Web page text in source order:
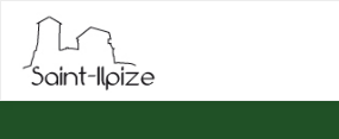
content